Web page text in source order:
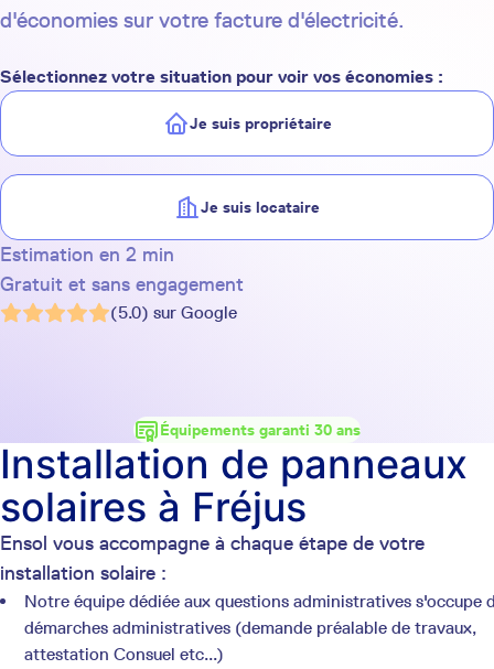
d'économies sur votre facture d'électricité.
Sélectionnez votre situation pour voir vos économies :
Je suis propriétaire
Je suis locataire
Estimation en 2 min
Gratuit et sans engagement
(5.0) sur Google
Équipements garanti 30 ans
Ensol vous accompagne à chaque étape de votre
installation solaire :
Notre équipe dédiée aux questions administratives s'occupe
démarches administratives (demande préalable de travaux,
attestation Consuel etc...)
Installation de panneaux
solaires à Fréjus